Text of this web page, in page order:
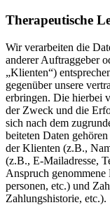
Thera­peu­tische
Wir verar­beiten die
anderer Auftrag­geber
„Klienten“)
gegenüber unsere
erbringen. Die hierbei
der Zweck und die
sich nach dem
bei­teten Daten
der Klienten (z.B.,
(z.B., E‑Mailadresse,
Anspruch
per­sonen, etc.) und
Zahlungs­his­torie, etc.).